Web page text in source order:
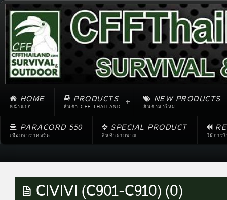
HOME
หน้าแรก
PRODUCTS
สินค้า CFF THAILAND
NEW PRODUCTS
สินค้ามาใหม่
PARACORD 550
เชือกพาราคอร์ด
SPECIAL PRODUCT
สินค้าฝากขาย วิธีการ
CIVIVI (C901-C910) (0)